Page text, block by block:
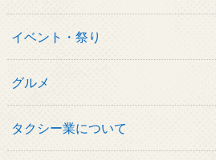
イベント・祭り
グルメ
タクシー業について